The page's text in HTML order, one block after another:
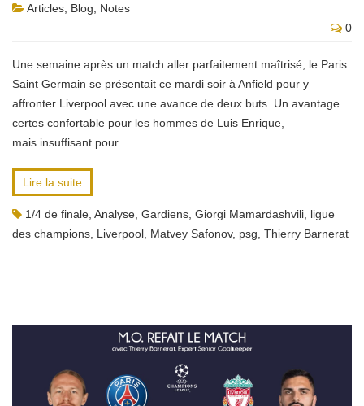
Articles Blog
Notes
0
Une semaine après un match aller parfaitement maîtrisé, le Paris
Saint Germain se présentait ce mardi soir à Anfield pour y
affronter Liverpool avec une avance de deux buts. Un avantage
certes confortable pour les hommes de Luis Enrique,
mais insuffisant pour
Lire la suite
1/4 de finale Analyse Gardiens Giorgi Mamardashvili ligue
des champions Liverpool Matvey Safonov, psg Thierry Barnerat